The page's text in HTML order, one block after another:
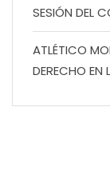
SESIÓN DEL
ATLÉTICO
DERECHO